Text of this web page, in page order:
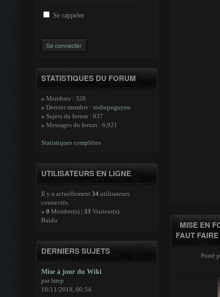
Se rappeler
STATISTIQUES DU FORUM
» Membres : 328
» Dernier membre : todiepnguyen
» Sujets du forum : 637
» Messages du forum : 6,921
Statistiques complètes
UTILISATEURS EN LIGNE
Il y a actuellement 34 utilisateurs
connectés.
» 0 Membre(s) | 33 Visiteur(s)
Baidu
DERNIERS SUJETS
Mise à jour du Wiki
parlstep
18/11/2018, 00:54
MISE EN
FAUT FAIRE
Posté